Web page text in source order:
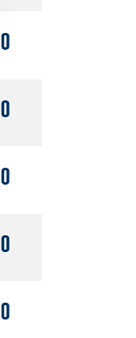
0
0
0
0
0